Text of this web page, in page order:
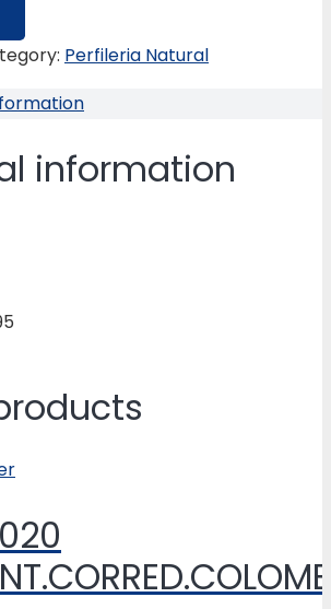
Perfileria Natural
information